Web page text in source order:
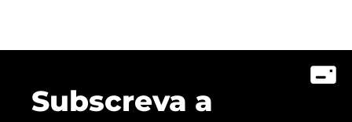
Subscreva a